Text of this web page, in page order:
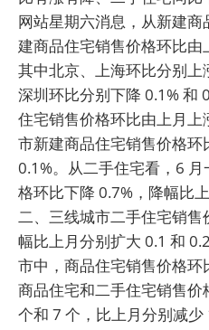
网站星期六消息，从新建
建商品住宅销售价格环比由
其中北京、上海环比分别上
深圳环比分别下降 0.1% 和
住宅销售价格环比由上月
市新建商品住宅销售价格
0.1%。从二手住宅看，6
格环比下降 0.7%，降幅比
二、三线城市二手住宅销
幅比上月分别扩大 0.1 和
市中，商品住宅销售价格
商品住宅和二手住宅销售价
个和 7 个，比上月分别减少